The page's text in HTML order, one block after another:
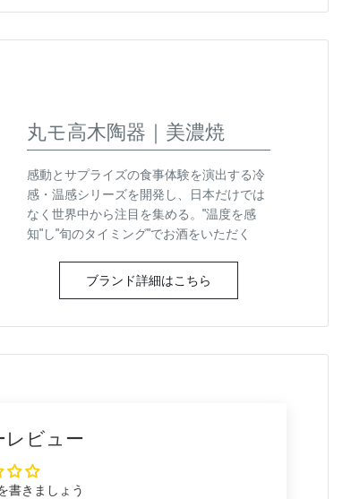
丸モ高木陶器｜美濃焼
感動とサプライズの食事体験を演出する冷
感・温感シリーズを開発し、日本だけでは
なく世界中から注目を集める。"温度を感
知"し"旬のタイミング"でお酒をいただく
ブランド詳細はこちら
レビュー
書きましょう